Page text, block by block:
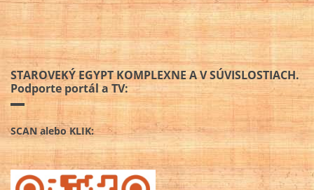
STAROVEKÝ EGYPT KOMPLEXNE A V SÚVISLOSTIACH.
Podporte portál a TV:
SCAN alebo KLIK: